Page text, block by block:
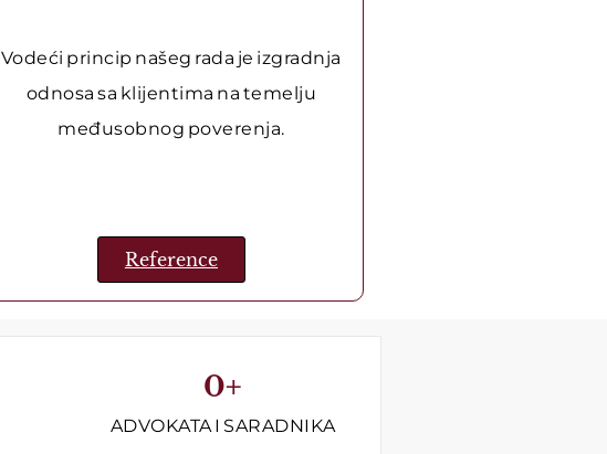
Vodeći princip našeg rada je izgradnja
odnosa sa klijentima na temelju
međusobnog poverenja.
Reference
ADVOKATA I SARADNIKA
0+